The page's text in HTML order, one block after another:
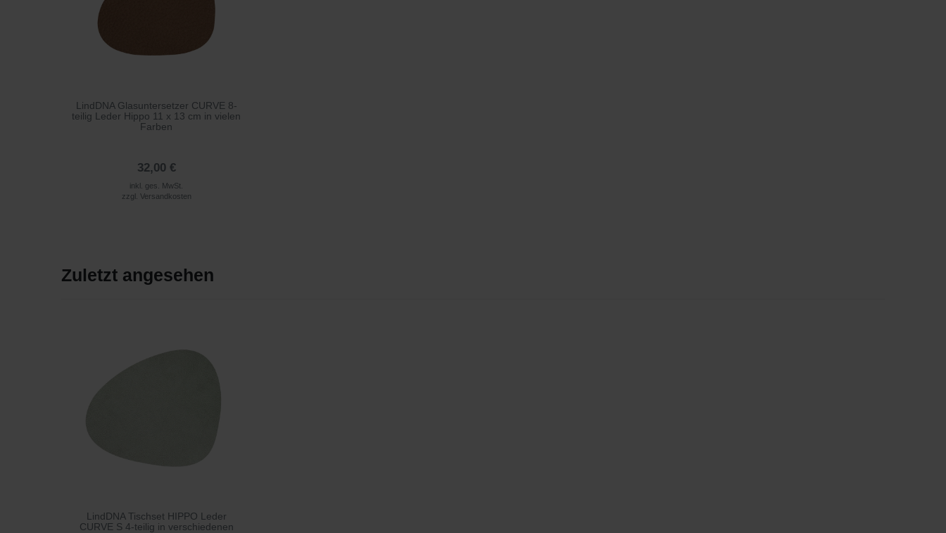
LindDNA Glasuntersetzer CURVE 8-
teilig Leder Hippo 11 x 13 cm in vielen
Farben
32,00 €
inkl. ges. MwSt.
zzgl. Versandkosten
Zuletzt angesehen
LindDNA Tischset HIPPO Leder
CURVE S 4-teilig in verschiedenen